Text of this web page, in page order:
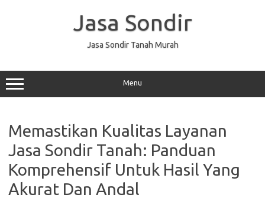
Jasa Sondir
Jasa Sondir Tanah Murah
Menu
Memastikan Kualitas Layanan
Jasa Sondir Tanah: Panduan
Komprehensif Untuk Hasil Yang
Akurat Dan Andal